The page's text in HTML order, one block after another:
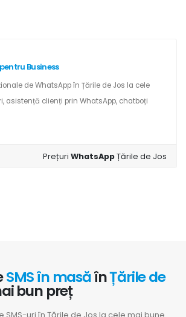
Business
de WhatsApp în Țările de Jos la cele
asistență clienți prin WhatsApp, chatboți
PrețuriWhatsAppȚările de Jos
SMS în masăînȚările de
bun preț